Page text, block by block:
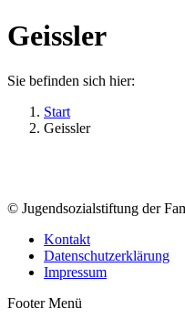
Geissler
Sie befinden sich hier:
Start
Geissler
© Jugendsozialstiftung der
Kontakt
Datenschutzerklärung
Impressum
Footer Menü